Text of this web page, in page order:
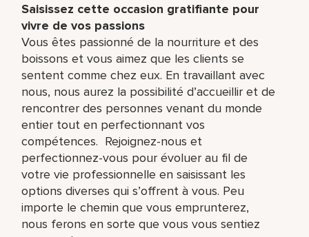
Saisissez cette occasion gratifiante pour
vivre de vos passions
Vous êtes passionné de la nourriture et des
boissons et vous aimez que les clients se
sentent comme chez eux. En travaillant avec
nous, nous aurez la possibilité d’accueillir et de
rencontrer des personnes venant du monde
entier tout en perfectionnant vos
compétences. Rejoignez-nous et
perfectionnez-vous pour évoluer au fil de
votre vie professionnelle en saisissant les
options diverses qui s’offrent à vous. Peu
importe le chemin que vous emprunterez,
nous ferons en sorte que vous vous sentiez